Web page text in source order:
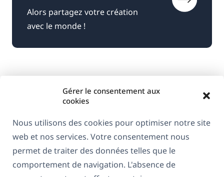
Gérer le consentement aux
cookies
Nous utilisons des cookies pour optimiser notre site
web et nos services. Votre consentement nous
permet de traiter des données telles que le
comportement de navigation. L'absence de
Alors partagez votre création
avec le monde !
À propos de WPML
RGPD & Politique de confidentialité